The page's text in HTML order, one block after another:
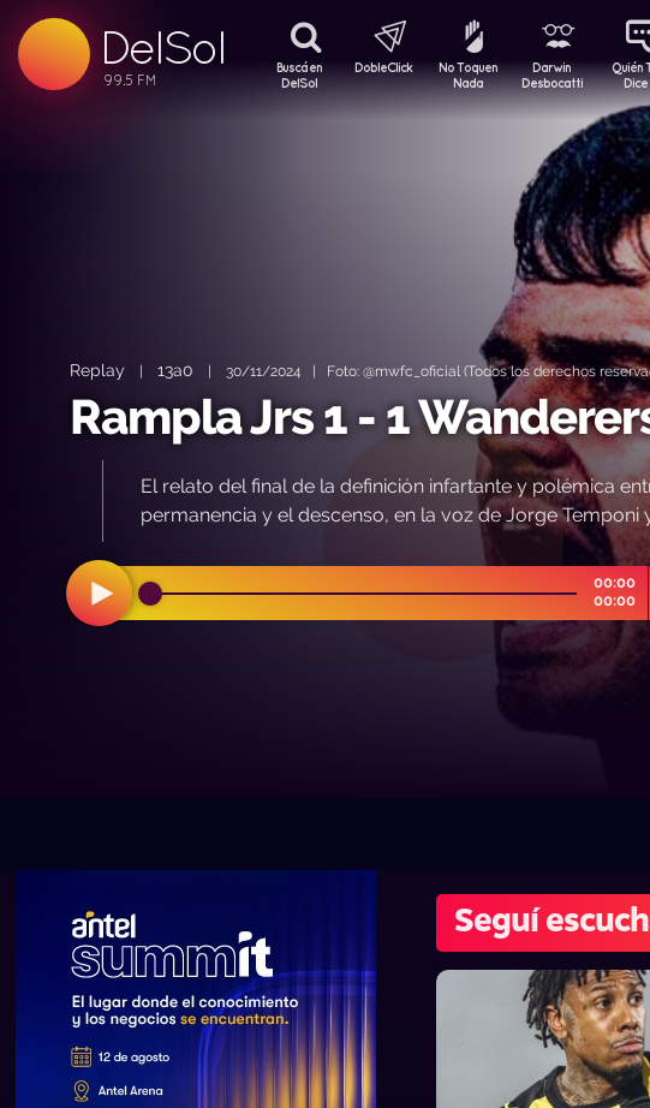
DelSol
99.5 FM
99.5 FM
99.5 FM
Buscá en
DelSol
DobleClick
No Toquen
Nada
Darwin
Desbocatti
Quién
Dice
Replay | 13a0 | 30/11/2024 | Foto: @mwfc_oficial (Todos los derechos
Rampla Jrs 1 - 1
El relato del final de la definición infartante y polémica
permanencia y el descenso, en la voz de Jorge Temponi
00:00
00:00
Seguí